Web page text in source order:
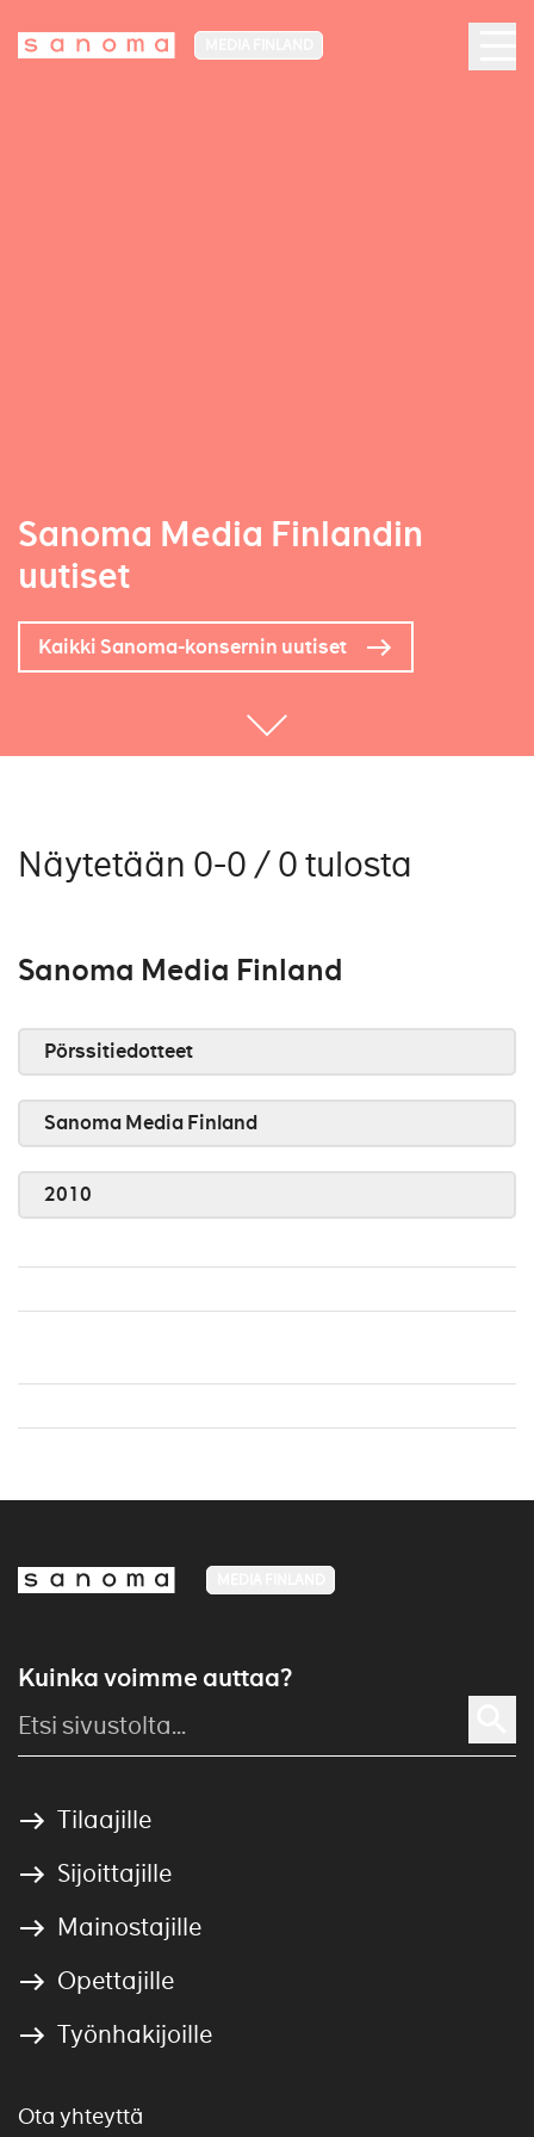
Sanoma Media Finlandin
uutiset
Kaikki Sanoma-konsernin uutiset
Näytetään 0-0 / 0 tulosta
Sanoma Media Finland
Pörssitiedotteet
Sanoma Media Finland
2010
Kuinka voimme auttaa?
Tilaajille
Sijoittajille
Mainostajille
Opettajille
Työnhakijoille
Ota yhteyttä